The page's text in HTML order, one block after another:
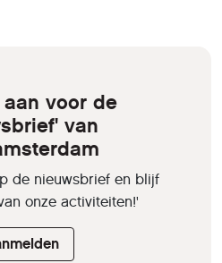
voor de
van
de nieuwsbrief en blijf
onze activiteiten!'